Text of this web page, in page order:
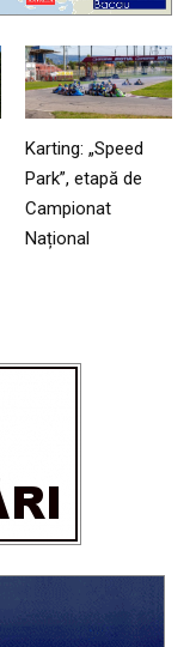
Karting: „Speed
Park”, etapă de
Campionat
Național